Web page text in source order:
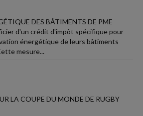
DES BÂTIMENTS DE PME
d'un crédit d'impôt spécifique pour
énergétique de leurs bâtiments
mesure...
LA COUPE DU MONDE DE RUGBY